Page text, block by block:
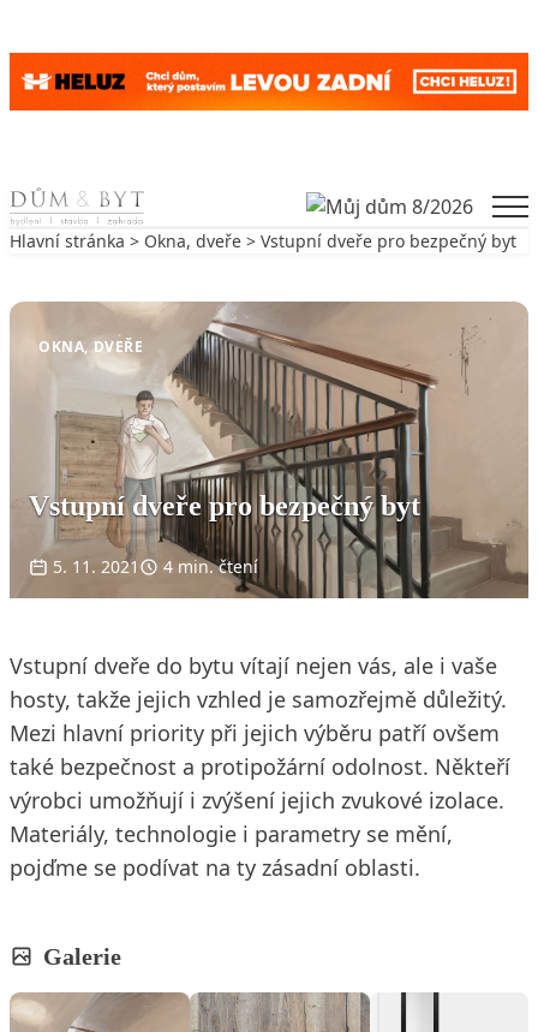
Skip to content
Hlavní stránka > Okna, dveře > Vstupní dveře pro bezpečný byt
OKNA, DVEŘE
Vstupní dveře pro bezpečný byt
5. 11. 2021 4 min. čtení
Vstupní dveře do bytu vítají nejen vás, ale i vaše
hosty, takže jejich vzhled je samozřejmě důležitý.
Mezi hlavní priority při jejich výběru patří ovšem
také bezpečnost a protipožární odolnost. Někteří
výrobci umožňují i zvýšení jejich zvukové izolace.
Materiály, technologie i parametry se mění,
pojďme se podívat na ty zásadní oblasti.
Galerie